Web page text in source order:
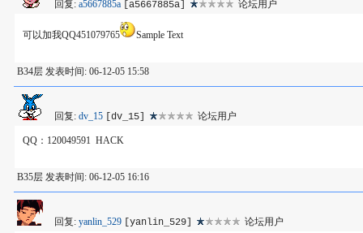
回复: a5667885a [a5667885a] 论坛用户
可以加我QQ451079765 Sample Text
B34层 发表时间: 06-12-05 15:58
回复: dv_15 [dv_15] 论坛用户
QQ：120049591 HACK
B35层 发表时间: 06-12-05 16:16
回复: yanlin_529 [yanlin_529] 论坛用户